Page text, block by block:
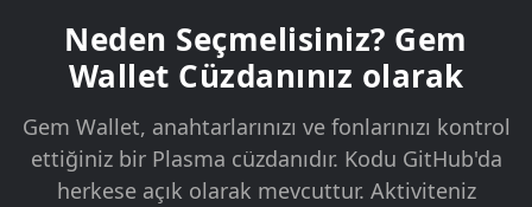
Neden Seçmelisiniz? Gem
Wallet Cüzdanınız olarak
Gem Wallet, anahtarlarınızı ve fonlarınızı kontrol
ettiğiniz bir Plasma cüzdanıdır. Kodu GitHub'da
herkese açık olarak mevcuttur. Aktiviteniz